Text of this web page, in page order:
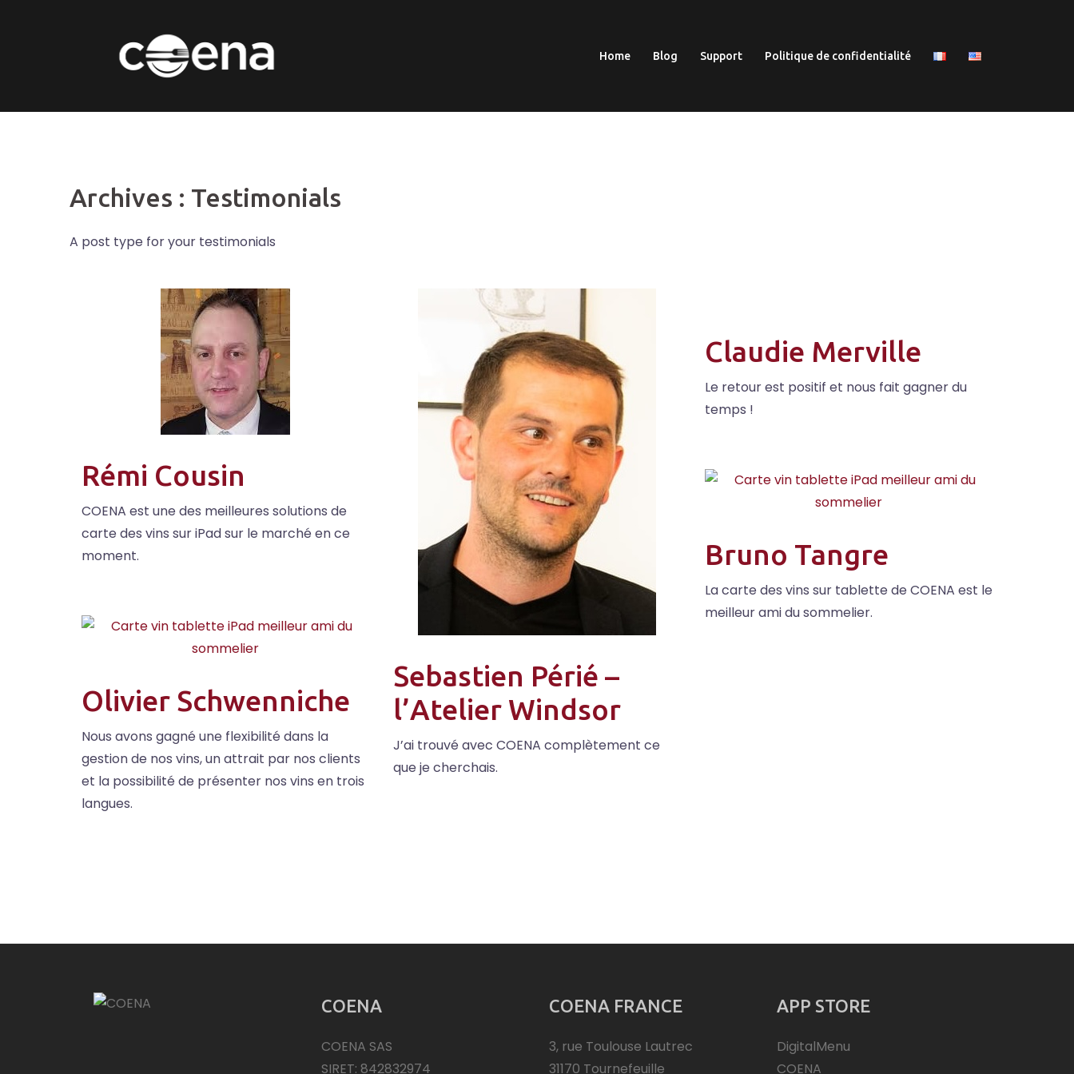
Home Blog Support Politique de confidentialité
Archives : Testimonials
A post type for your testimonials
Rémi Cousin
COENA est une des meilleures solutions de
carte des vins sur iPad sur le marché en ce
moment.
Sebastien Périé –
l’Atelier Windsor
J’ai trouvé avec COENA complètement ce
que je cherchais.
Claudie Merville
Le retour est positif et nous fait gagner du
temps !
Bruno Tangre
La carte des vins sur tablette de COENA est le
meilleur ami du sommelier.
Olivier Schwenniche
Nous avons gagné une flexibilité dans la
gestion de nos vins, un attrait par nos clients
et la possibilité de présenter nos vins en trois
langues.
COENA
COENA SAS
SIRET: 842832974
COENA FRANCE
3, rue Toulouse Lautrec
31170 Tournefeuille
APP STORE
DigitalMenu
COENA